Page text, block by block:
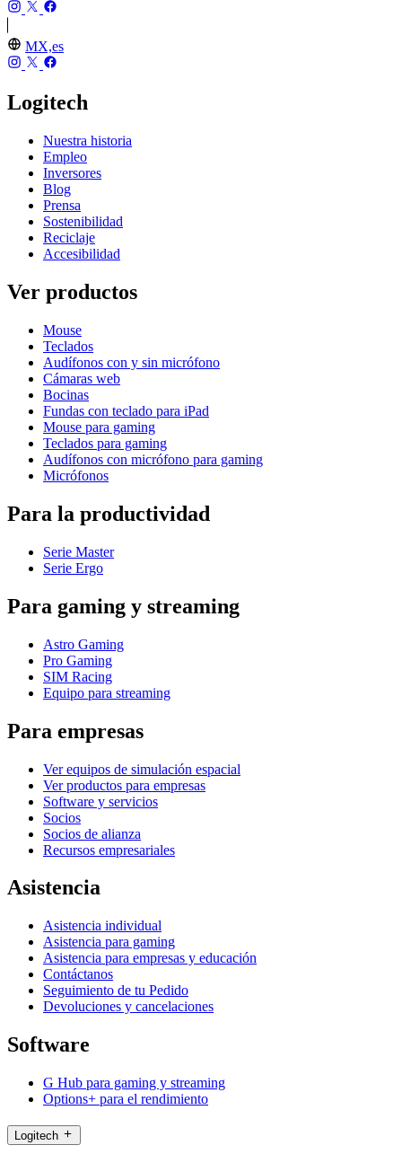
MX,es
Logitech
Nuestra historia
Empleo
Inversores
Blog
Prensa
Sostenibilidad
Reciclaje
Accesibilidad
Ver productos
Mouse
Teclados
Audífonos con y sin micrófono
Cámaras web
Bocinas
Fundas con teclado para iPad
Mouse para gaming
Teclados para gaming
Audífonos con micrófono para gaming
Micrófonos
Para la productividad
Serie Master
Serie Ergo
Para gaming y streaming
Astro Gaming
Pro Gaming
SIM Racing
Equipo para streaming
Para empresas
Ver equipos de simulación espacial
Ver productos para empresas
Software y servicios
Socios
Socios de alianza
Recursos empresariales
Asistencia
Asistencia individual
Asistencia para gaming
Asistencia para empresas y educación
Contáctanos
Seguimiento de tu Pedido
Devoluciones y cancelaciones
Software
G Hub para gaming y streaming
Options+ para el rendimiento
Logitech